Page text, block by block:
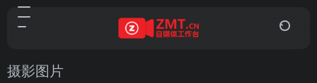
摄影图片